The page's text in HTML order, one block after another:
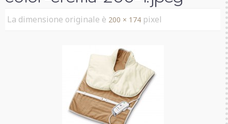
La dimensione originale è 200 × 174 pixel